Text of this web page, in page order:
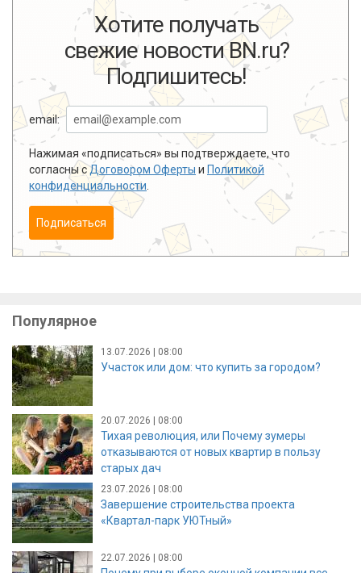
Хотите получать
свежие новости BN.ru?
Подпишитесь!
email:
Нажимая «подписаться» вы подтверждаете, что
согласны сДоговором Оферты и Политикой
конфиденциальности
Подписаться
Популярное
13.07.2026 | 08:00
Участок или дом: что купить за городом?
20.07.2026 | 08:00
Тихая революция, или Почему зумеры
отказываются от новых квартир в пользу
старых дач
23.07.2026 | 08:00
Завершение строительства проекта
«Квартал-парк УЮТный»
22.07.2026 | 08:00